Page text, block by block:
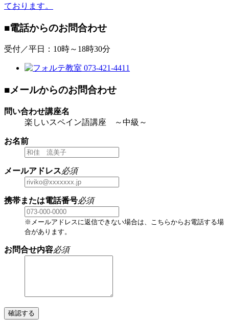
ております。
■電話からのお問合わせ
受付／平日：10時～18時30分
■メールからのお問合わせ
問い合わせ講座名
楽しいスペイン語講座 ～中級～
お名前
メールアドレス必須
携帯または電話番号必須
※メールアドレスに返信できない場合は、こちらからお電話する場
合があります。
お問合せ内容必須
確認する